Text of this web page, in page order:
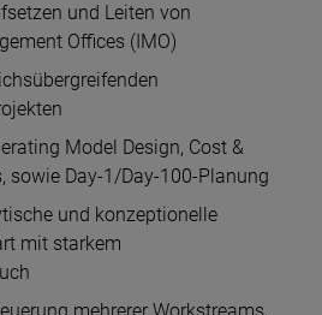
und Leiten von
Offices (IMO)
Model Design, Cost &
sowie Day-1/Day-100-Planung
und konzeptionelle
mit starkem